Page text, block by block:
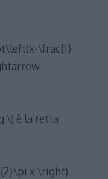
\frac{1}
\) è la retta
x \right)